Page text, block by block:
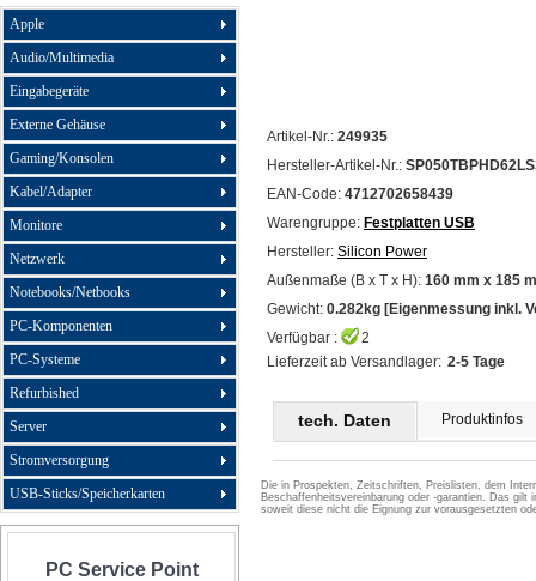
Apple
Audio/Multimedia
Eingabegeräte
Externe Gehäuse
Gaming/Konsolen
Kabel/Adapter
Monitore
Netzwerk
Notebooks/Netbooks
PC-Komponenten
PC-Systeme
Refurbished
Server
Stromversorgung
USB-Sticks/Speicherkarten
PC Service Point
Artikel-Nr.: 249935
Hersteller-Artikel-Nr.:
EAN-Code: 4712702658439
Warengruppe: Festplatten USB
Hersteller: Silicon Power
Außenmaße (B x T x H): 160 mm x 185
Gewicht: 0.282kg [Eigenmessung inkl.
Verfügbar :
2
Lieferzeit ab Versandlager: 2-5 Tage
tech. Daten Produktinfos
Die in Prospekten, Zeitschriften, Preislisten, dem
Beschaffenheitsvereinbarung oder -garantien. Das
soweit diese nicht die Eignung zur vorausgesetzten